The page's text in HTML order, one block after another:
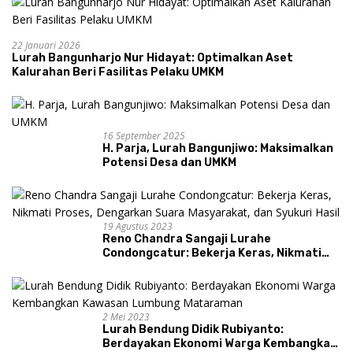
22 Januari 2026
Lurah Bangunharjo Nur Hidayat: Optimalkan Aset
Kalurahan Beri Fasilitas Pelaku UMKM
16 September 2025
H. Parja, Lurah Bangunjiwo: Maksimalkan
Potensi Desa dan UMKM
19 Agustus 2023
Reno Chandra Sangaji Lurahe
Condongcatur: Bekerja Keras, Nikmati
dan Syukuri Hasil
2 Mei 2023
Lurah Bendung Didik Rubiyanto:
Berdayakan Ekonomi Warga Kembangkan